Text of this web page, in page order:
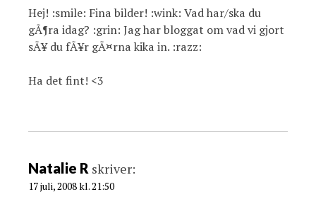
Hej! :smile: Fina bilder! :wink: Vad har/ska du
gÃ¶ra idag? :grin: Jag har bloggat om vad vi gjort
sÃ¥ du fÃ¥r gÃ¤rna kika in. :razz:
Ha det fint! <3
Natalie R skriver:
17 juli, 2008 kl. 21:50